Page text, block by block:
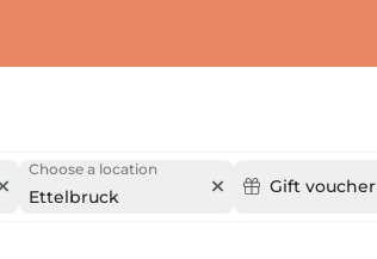
Choose a location
Ettelbruck Gift voucher